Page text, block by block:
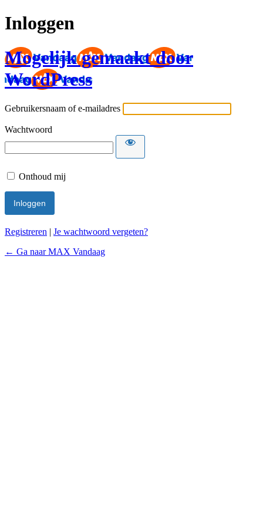
Inloggen
Mogelijk gemaakt door
WordPress
Gebruikersnaam of e-mailadres
Wachtwoord
Onthoud mij
Registreren | Je wachtwoord vergeten?
← Ga naar MAX Vandaag